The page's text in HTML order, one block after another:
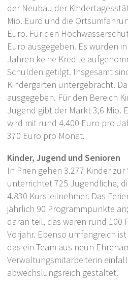
der Neubau der
Mio. Euro und die
Euro. Für den
Euro ausgegeben. Es wurden
Jahren keine Kredite
Schulden getilgt. Insgesamt
Kindergärten untergebracht.
ausgegeben. Für den Bereich
Jugend gibt der Markt 3,6 Mio.
wird mit rund 4.400 Euro pro
370 Euro pro Monat.
Kinder, Jugend und Senioren
In Prien gehen 3.277 Kinder
unterrichtet 725 Jugendliche,
4.830 Kursteilnehmer. Das
jährlich 90 Programmpunkte
daran teil, das waren rund 100
Vorjahr. Ebenso umfangreich
das ein Team aus neun
Verwaltungsmitarbeiterin
abwechslungsreich gestaltet.